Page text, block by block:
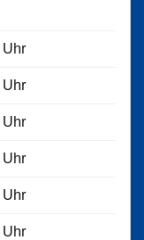
Uhr
Uhr
Uhr
Uhr
Uhr
Uhr